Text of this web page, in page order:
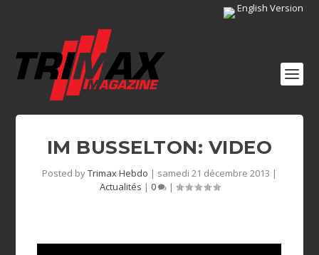
English Version
IM BUSSELTON: VIDEO
Posted byTrimax Hebdo | samedi 21 décembre 2013 |
Actualités | 0 |